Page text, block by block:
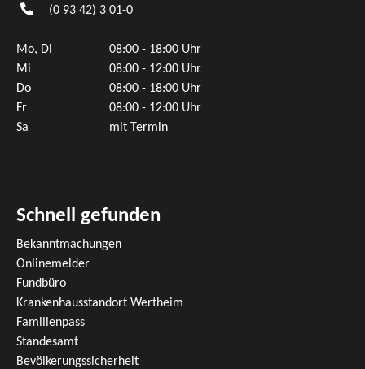
(0 93 42) 3 01-0
Mo, Di
08:00 - 18:00 Uhr
Mi
08:00 - 12:00 Uhr
Do
08:00 - 18:00 Uhr
Fr
08:00 - 12:00 Uhr
Sa
mit Termin
Schnell gefunden
Bekanntmachungen
Onlinemelder
Fundbüro
Krankenhausstandort Wertheim
Familienpass
Standesamt
Bevölkerungssicherheit